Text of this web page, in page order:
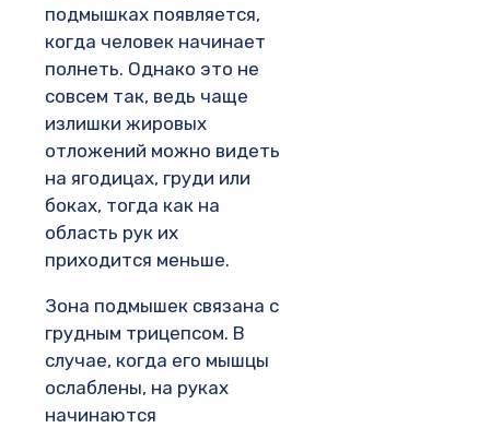
подмышках появляется,
когда человек начинает
полнеть. Однако это не
совсем так, ведь чаще
излишки жировых
отложений можно видеть
на ягодицах, груди или
боках, тогда как на
область рук их
приходится меньше.
Зона подмышек связана с
грудным трицепсом. В
случае, когда его мышцы
ослаблены, на руках
начинаются